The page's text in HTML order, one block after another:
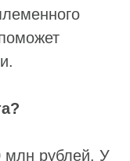
млн рублей. У